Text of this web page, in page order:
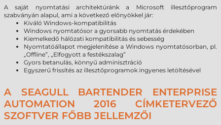
A saját nyomtatási architektúránk a Microsoft illesztőprogram
szabványán alapul, ami a következő előnyökkel jár:
Kiváló Windows-kompatibilitás
Windows nyomtatósor a gyorsabb nyomtatás érdekében
Kiemelkedő hálózati kompatibilitás és sebesség
Nyomtatóállapot megjelenítése a Windows nyomtatósorban, pl.
„Offline”, „Elfogyott a festékszalag”
Gyors betanulás, könnyű adminisztráció
Egyszerű frissítés az illesztőprogramok ingyenes letöltésével
A SEAGULL BARTENDER ENTERPRISE
AUTOMATION 2016 CÍMKETERVEZŐ
SZOFTVER FŐBB JELLEMZŐI